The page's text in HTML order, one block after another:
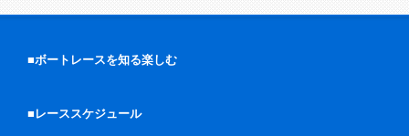
■ボートレースを知る楽しむ
■レーススケジュール